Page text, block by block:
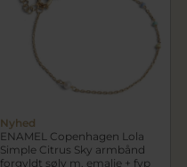
Nyhed
ENAMEL Copenhagen Lola
Simple Citrus Sky armbånd
forgyldt sølv m. emalje + fvp